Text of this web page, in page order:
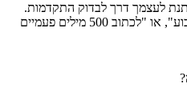
לעצמך דרך לבדוק התקדמות.
למשל: "3 הליכות של 40 דקות בשבוע", או "לכתוב 500 מילים פעמיים